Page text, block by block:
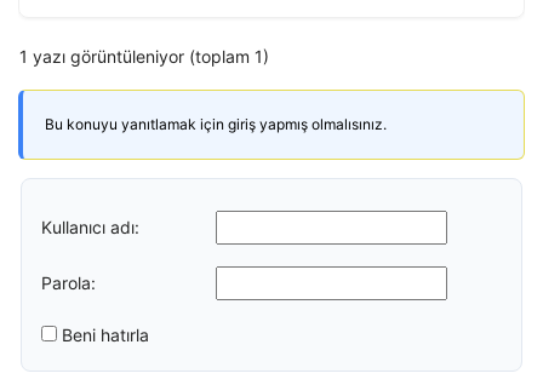
1 yazı görüntüleniyor (toplam 1)
Bu konuyu yanıtlamak için giriş yapmış olmalısınız.
Kullanıcı adı:
Parola:
Beni hatırla